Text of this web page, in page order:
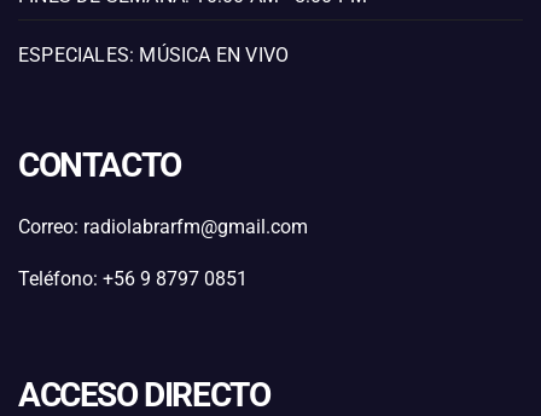
ESPECIALES: MÚSICA EN VIVO
CONTACTO
Correo: radiolabrarfm@gmail.com
Teléfono: +56 9 8797 0851
ACCESO DIRECTO